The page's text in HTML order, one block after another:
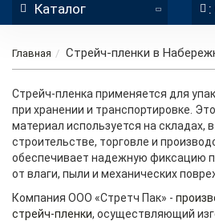
Каталог
Главная Стрейч-пленки в
Стрейч-пленка применяется для
при хранении и транспортировке.
материал используется на складах,
строительстве, торговле и
обеспечивает надежную фиксацию
от влаги, пыли и механических
Компания ООО «Стретч Пак» -
стрейч-пленки, осуществляющий